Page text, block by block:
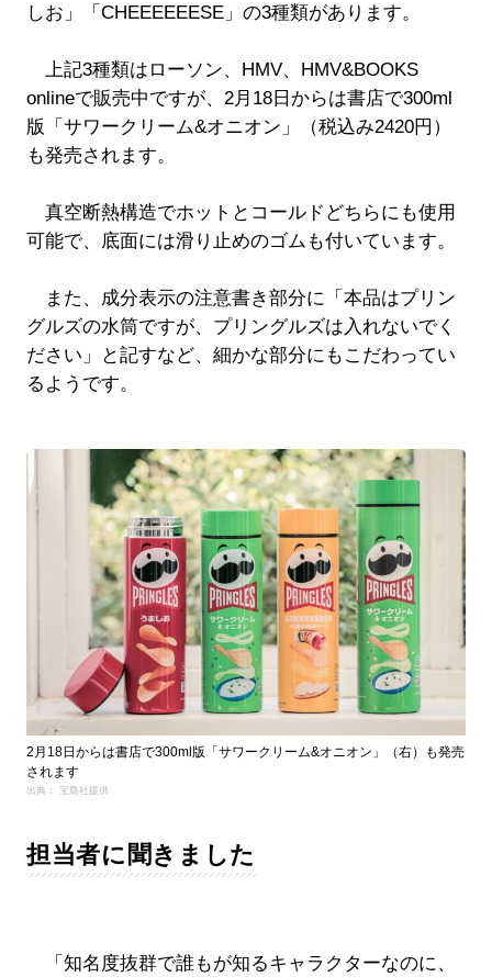
しお」「CHEEEEEESE」の3種類があります。
上記3種類はローソン、HMV、HMV&BOOKS
onlineで販売中ですが、2月18日からは書店で300ml
版「サワークリーム&オニオン」（税込み2420円）
も発売されます。
真空断熱構造でホットとコールドどちらにも使用
可能で、底面には滑り止めのゴムも付いています。
また、成分表示の注意書き部分に「本品はプリン
グルズの水筒ですが、プリングルズは入れないでく
ださい」と記すなど、細かな部分にもこだわってい
るようです。
2月18日からは書店で300ml版「サワークリーム&オニオン」（右）も発売
されます
出典： 宝島社提供
担当者に聞きました
「知名度抜群で誰もが知るキャラクターなのに、